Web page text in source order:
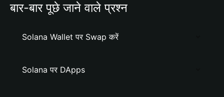
बार-बार पूछे जाने वाले प्रश्न
Solana Wallet पर Swap करें
Solana पर DApps